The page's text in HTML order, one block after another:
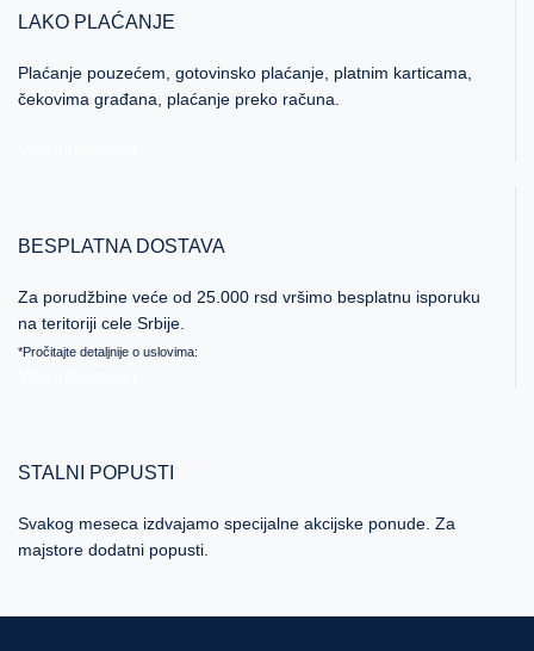
LAKO PLAĆANJE
Plaćanje pouzećem, gotovinsko plaćanje, platnim karticama,
čekovima građana, plaćanje preko računa.
BESPLATNA DOSTAVA
Za porudžbine veće od 25.000 rsd vršimo besplatnu isporuku
na teritoriji cele Srbije.
*Pročitajte detaljnije o uslovima:
STALNI POPUSTI
Svakog meseca izdvajamo specijalne akcijske ponude. Za
majstore dodatni popusti.